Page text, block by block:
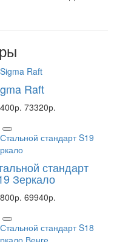
Raft
73320р.
стандарт
Зеркало
69940р.